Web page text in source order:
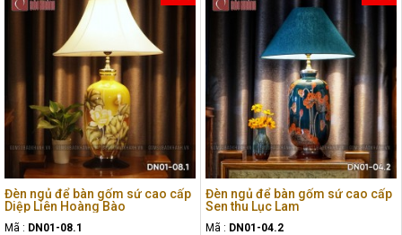
Đèn ngủ để bàn gốm sứ cao cấp
Diệp Liên Hoàng Bào
Mã : DN01-08.1
Đèn ngủ để bàn gốm sứ cao cấp
Sen thu Lục Lam
Mã : DN01-04.2